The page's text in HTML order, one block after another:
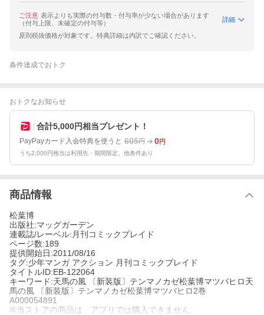
ご注意 表示よりも実際の付与数・付与率が少ない場合があります
（付与上限、未確定の付与等）
詳細
原則税抜価格が対象です。特典詳細は内訳でご確認ください。
条件達成でおトク
おトクなお知らせ
合計5,000円相当プレゼント！
PayPayカード入会特典を使うと 605円 0円
うち2,000円相当は利用先・期間限定。他条件あり
商品情報
松葉博
出版社:マッグガーデン
連載誌/レーベル:月刊コミックブレイド
ページ数:189
提供開始日:2011/08/16
タグ:少年マンガ アクション 月刊コミックブレイド
タイトルID:EB-122064
キーワード:天馬の風 〔新装版〕テンマノカゼ松葉博マツバヒロ天
馬の風 〔新装版〕テンマノカゼ松葉博マツバヒロ2巻
A000054891
※当ストアの商品は、アプリでは購入できません。